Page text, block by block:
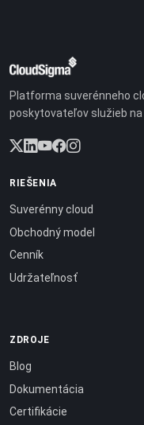
Platforma suverénneho
poskytovateľov služieb
RIEŠENIA
Suverénny cloud
Obchodný model
Cenník
Udržateľnosť
ZDROJE
Blog
Dokumentácia
Certifikácie